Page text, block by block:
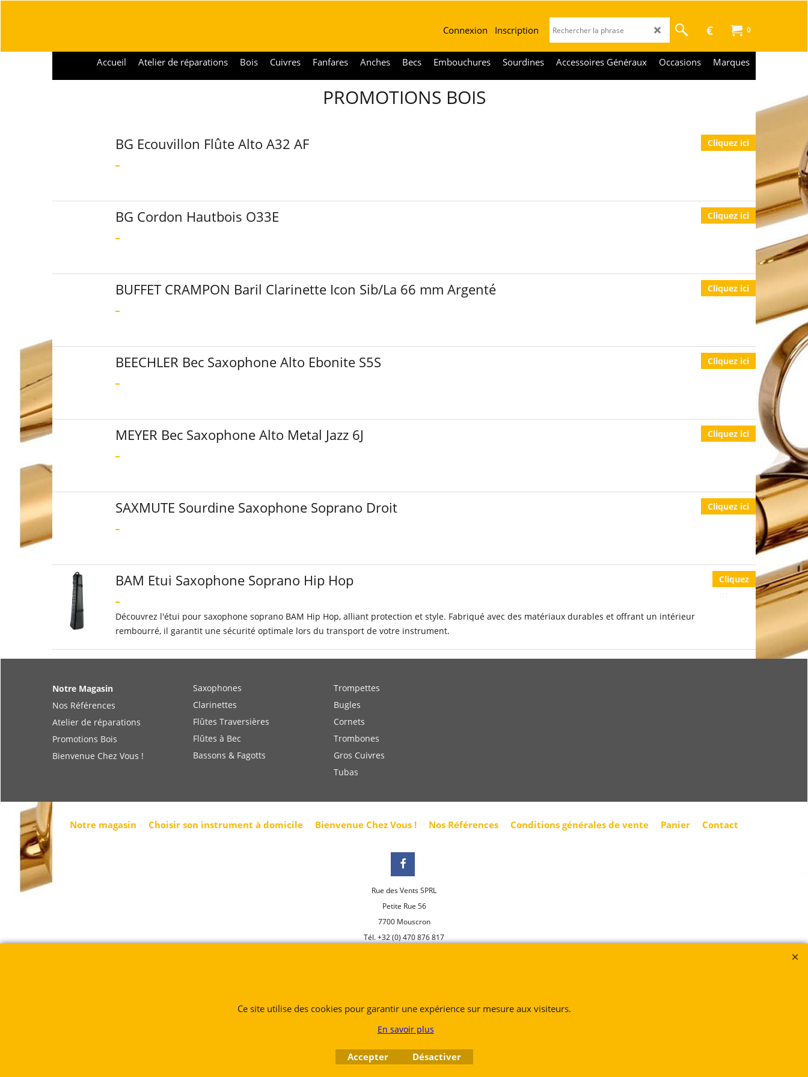
0
€
Connexion Inscription
Accueil Atelier de réparations Bois Cuivres Fanfares Anches Becs Embouchures Sourdines Accessoires Généraux Occasions Marques
PROMOTIONS BOIS
BG Ecouvillon Flûte Alto A32 AF Cliquez ici
BG Cordon Hautbois O33E Cliquez ici
BUFFET CRAMPON Baril Clarinette Icon Sib/La 66 mm Argenté Cliquez ici
BEECHLER Bec Saxophone Alto Ebonite S5S Cliquez ici
MEYER Bec Saxophone Alto Metal Jazz 6J Cliquez ici
SAXMUTE Sourdine Saxophone Soprano Droit Cliquez ici
BAM Etui Saxophone Soprano Hip Hop
Découvrez l'étui pour saxophone soprano BAM Hip Hop, alliant protection et style. Fabriqué avec des matériaux durables et offrant un intérieur
rembourré, il garantit une sécurité optimale lors du transport de votre instrument.
Cliquez
Notre Magasin
Nos Références
Atelier de réparations
Promotions Bois
Bienvenue Chez Vous !
Saxophones
Clarinettes
Flûtes Traversières
Flûtes à Bec
Bassons & Fagotts
Trompettes
Bugles
Cornets
Trombones
Gros Cuivres
Tubas
Notre magasin Choisir son instrument à domicile Bienvenue Chez Vous ! Nos Références Conditions générales de vente Panier Contact
Rue des Vents SPRL
Petite Rue 56
7700 Mouscron
Tél. +32 (0) 470 876 817
Boutique en ligne créés
avec le logiciel
Ce site utilise des cookies pour garantir une expérience sur mesure aux visiteurs.
En savoir plus
Accepter Désactiver